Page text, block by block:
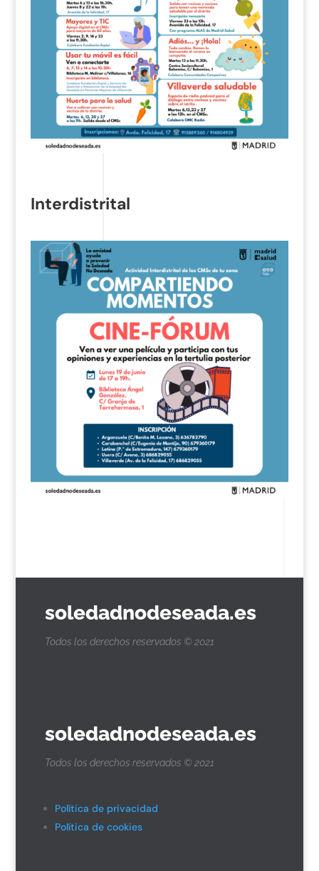
Interdistrital
soledadnodeseada.es
Todos los derechos reservados © 2021
soledadnodeseada.es
Todos los derechos reservados © 2021
Política de privacidad
Política de cookies